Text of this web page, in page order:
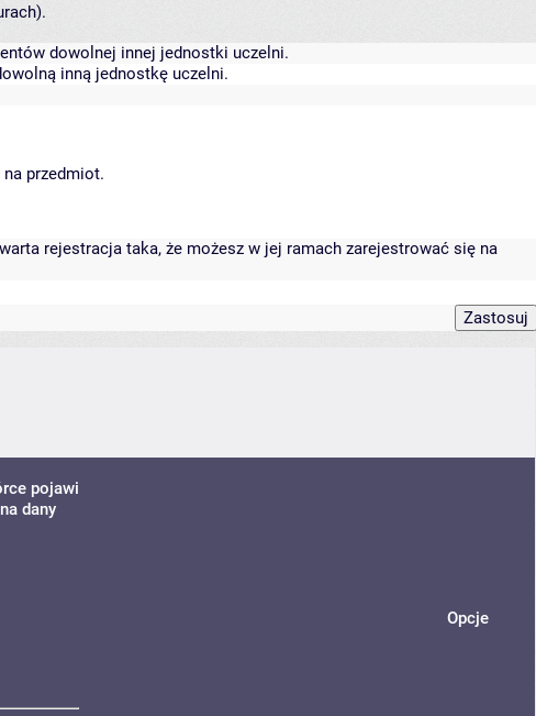
dowolnej innej jednostki uczelni.
inną jednostkę uczelni.
przedmiot.
rejestracja taka, że możesz w jej ramach zarejestrować się na
pojawi
dany
Opcje